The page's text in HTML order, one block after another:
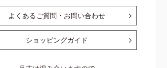
よくあるご質問・お問い合わせ
ショッピングガイド